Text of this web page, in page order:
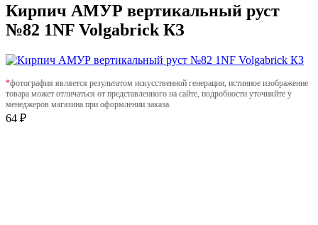
Кирпич АМУР вертикальный руст
№82 1NF Volgabrick КЗ
*фотография является результатом искусственной генерации, истинное изображение
товара может отличаться от представленного на сайте, подробности уточняйте у
менеджеров магазина при оформлении заказа.
64 ₽